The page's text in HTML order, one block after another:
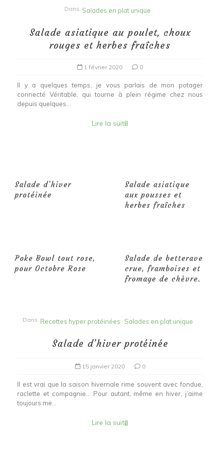
Dans Salades en plat unique
Salade asiatique au poulet, choux
rouges et herbes fraîches
1 février 2020 0
Il y a quelques temps, je vous parlais de mon potager
connecté Véritable, qui tourne à plein régime chez nous
depuis quelques...
Lire la suite
Salade d’hiver
protéinée
Salade asiatique
aux pousses et
herbes fraîches
Poke Bowl tout rose,
pour Octobre Rose
Salade de betterave
crue, framboises et
fromage de chèvre.
Dans Recettes hyper protéinées Salades en plat unique
Salade d’hiver protéinée
15 janvier 2020 0
Il est vrai que la saison hivernale rime souvent avec fondue,
raclette et compagnie… Pour autant, même en hiver, j’aime
toujours me...
Lire la suite